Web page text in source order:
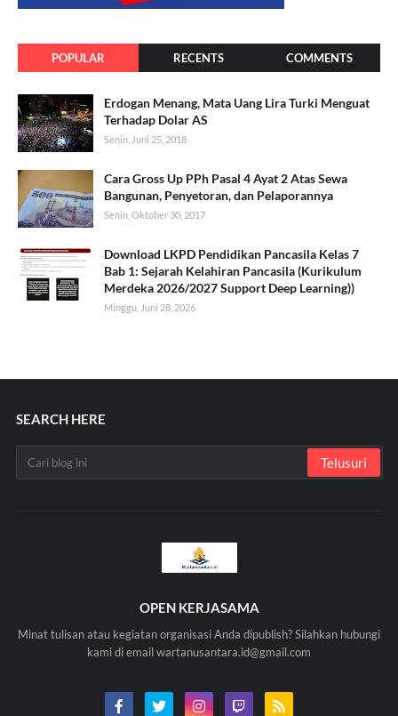
POPULAR RECENTS COMMENTS
Erdogan Menang, Mata Uang Lira Turki Menguat
Terhadap Dolar AS
Senin, Juni 25, 2018
Cara Gross Up PPh Pasal 4 Ayat 2 Atas Sewa
Bangunan, Penyetoran, dan Pelaporannya
Senin, Oktober 30, 2017
Download LKPD Pendidikan Pancasila Kelas 7
Bab 1: Sejarah Kelahiran Pancasila (Kurikulum
Merdeka 2026/2027 Support Deep Learning))
Minggu, Juni 28, 2026
SEARCH HERE
OPEN KERJASAMA
Minat tulisan atau kegiatan organisasi Anda dipublish? Silahkan hubungi
kami di email wartanusantara.id@gmail.com